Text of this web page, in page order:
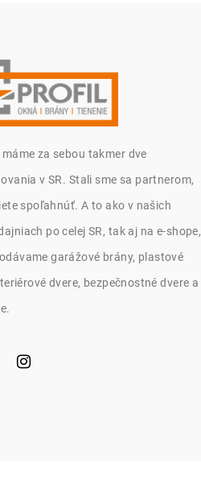
za sebou takmer dve
v SR. Stali sme sa partnerom,
spoľahnúť. A to ako v našich
po celej SR, tak aj na e-shope,
garážové brány, plastové
dvere, bezpečnostné dvere a